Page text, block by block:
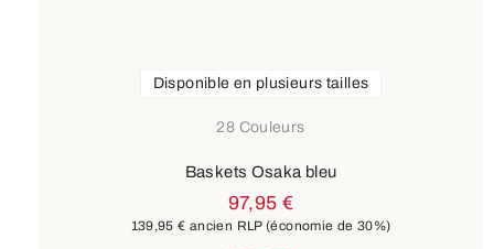
28 Couleurs
Disponible en plusieurs tailles
Baskets Osaka bleu
97,95 €
139,95 € ancien RLP(économie de 30%)